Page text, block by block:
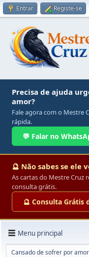
Entrar Registe-se
Precisa de ajuda
amor?
Fale agora com o Mestre
rápida.
💬 Falar no
🔮 Não sabes se ele
As cartas do Mestre
consulta grátis.
🔮 Consulta Grátis
Menu principal
Cansado de sofrer por